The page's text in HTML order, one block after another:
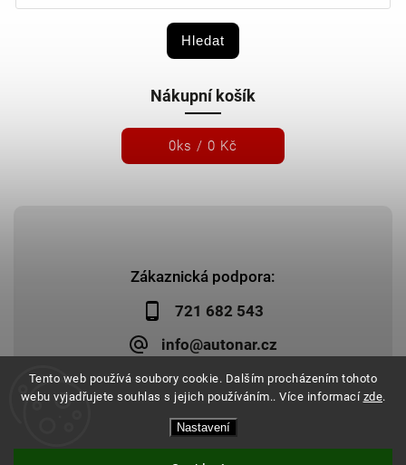
Tento web používá soubory cookie. Dalším procházením tohoto
webu vyjadřujete souhlas s jejich používáním.. Více informací zde.
Nastavení
Zákaznická podpora:
721 682 543
info@autonar.cz
Hledat
Nákupní košík
0ks / 0 Kč
Autonar.cz. Všechna práva vyhrazena.